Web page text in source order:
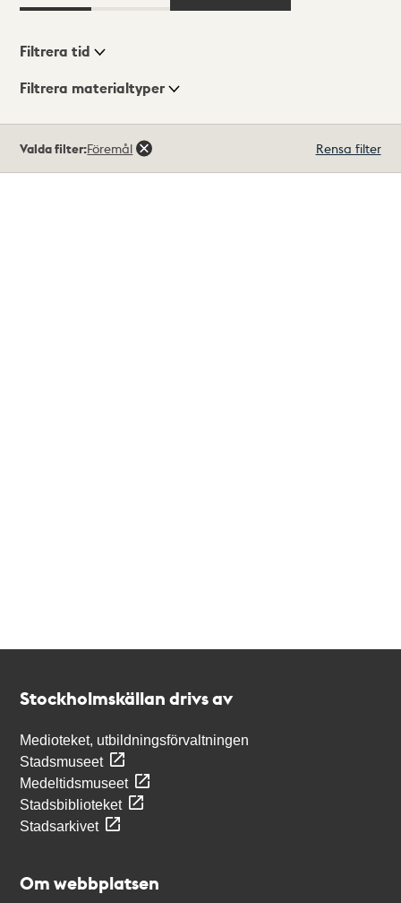
Visningsläge
Filtrera tid
Filtrera materialtyper
träffar
Valda filter:Föremål Rensa filter
Stockholmskällan drivs av
Medioteket, utbildningsförvaltningen
Stadsmuseet
Medeltidsmuseet
Stadsbiblioteket
Stadsarkivet
Om webbplatsen